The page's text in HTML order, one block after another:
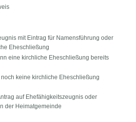
mit Eintrag für Namensführung oder
Eheschließung
eine kirchliche Eheschließung bereits
keine kirchliche Eheschließung
auf Ehefähigkeitszeugnis oder
der Heimatgemeinde